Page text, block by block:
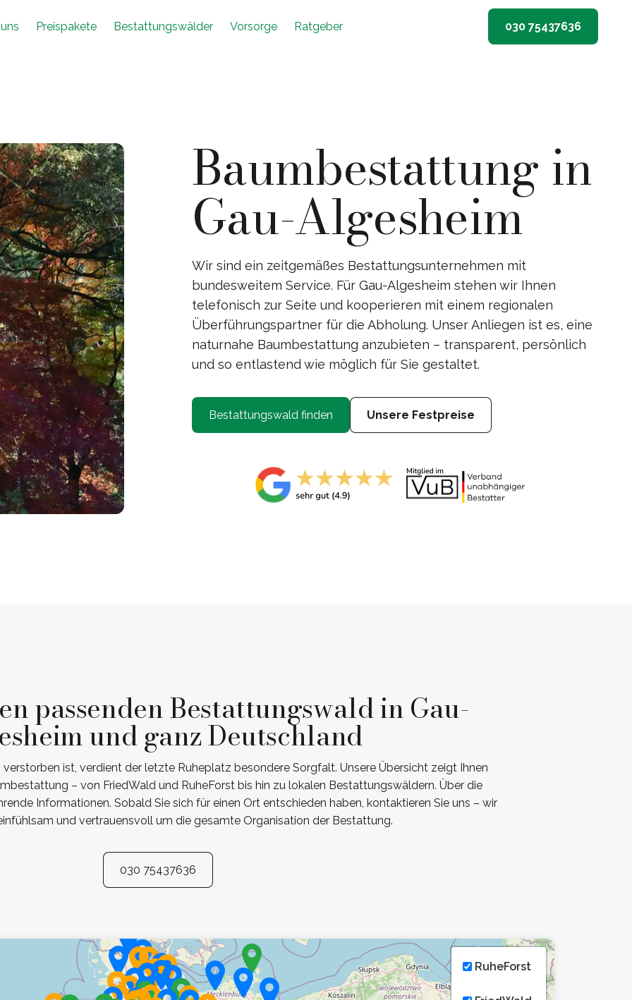
Preispakete Bestattungswälder Vorsorge Ratgeber 030 75437636
Baumbestattung in
Gau-Algesheim
Wir sind ein zeitgemäßes Bestattungsunternehmen mit
bundesweitem Service. Für Gau-Algesheim stehen wir Ihnen
telefonisch zur Seite und kooperieren mit einem regionalen
Überführungspartner für die Abholung. Unser Anliegen ist es, eine
naturnahe Baumbestattung anzubieten – transparent, persönlich
und so entlastend wie möglich für Sie gestaltet.
Bestattungswald finden Unsere Festpreise
passenden Bestattungswald in Gau-
und ganz Deutschland
ist, verdient der letzte Ruheplatz besondere Sorgfalt. Unsere Übersicht zeigt Ihnen
– von FriedWald und RuheForst bis hin zu lokalen Bestattungswäldern. Über die
Informationen. Sobald Sie sich für einen Ort entschieden haben, kontaktieren Sie uns – wir
und vertrauensvoll um die gesamte Organisation der Bestattung.
030 75437636
RuheForst